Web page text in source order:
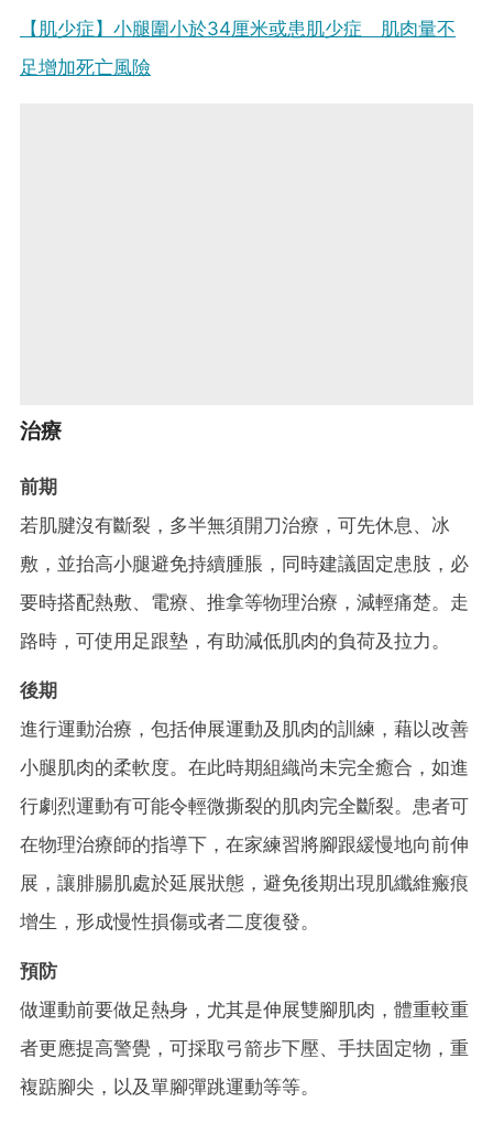
【肌少症】小腿圍小於34厘米或患肌少症 肌肉量不
足增加死亡風險
治療
前期
若肌腱沒有斷裂，多半無須開刀治療，可先休息、冰
敷，並抬高小腿避免持續腫脹，同時建議固定患肢，必
要時搭配熱敷、電療、推拿等物理治療，減輕痛楚。走
路時，可使用足跟墊，有助減低肌肉的負荷及拉力。
後期
進行運動治療，包括伸展運動及肌肉的訓練，藉以改善
小腿肌肉的柔軟度。在此時期組織尚未完全癒合，如進
行劇烈運動有可能令輕微撕裂的肌肉完全斷裂。患者可
在物理治療師的指導下，在家練習將腳跟緩慢地向前伸
展，讓腓腸肌處於延展狀態，避免後期出現肌纖維瘢痕
增生，形成慢性損傷或者二度復發。
預防
做運動前要做足熱身，尤其是伸展雙腳肌肉，體重較重
者更應提高警覺，可採取弓箭步下壓、手扶固定物，重
複踮腳尖，以及單腳彈跳運動等等。